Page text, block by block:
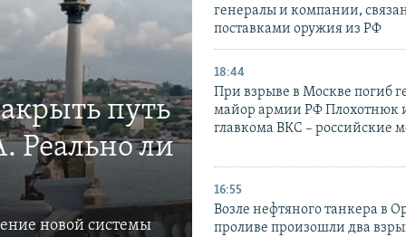
путь
Реально ли
новой системы
генералы и компании,
поставками оружия из РФ
18:44
При взрыве в Москве погиб
майор армии РФ Плохотнюк
главкома ВКС – российские
16:55
Возле нефтяного танкера в
проливе произошли два